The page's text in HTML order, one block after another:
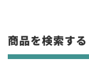
商品を検索する